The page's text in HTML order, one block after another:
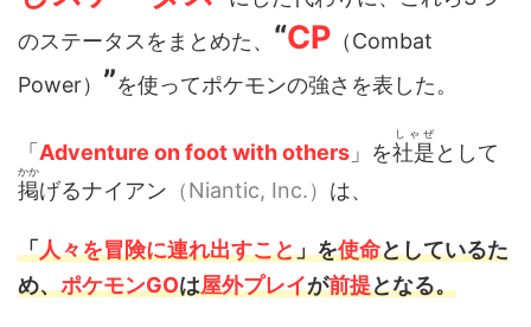
のステータスをまとめた、 “CP （Combat
Power） ”を使ってポケモンの強さを表した。
「Adventure on foot with others 」を社是
しゃぜ
として
掲
かか
げるナイアン （Niantic, Inc.） は、
「人々を冒険に連れ出すこと」を使命としているた
め、ポケモンGOは屋外プレイが前提となる。